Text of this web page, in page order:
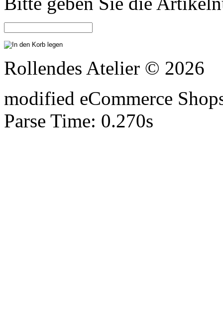
Rollendes Atelier © 2026
modified eCommerce
Parse Time: 0.270s